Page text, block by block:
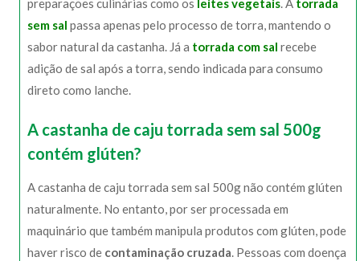
sem sal passa apenas pelo processo de torra, mantendo o
sabor natural da castanha. Já a torrada com sal recebe
adição de sal após a torra, sendo indicada para consumo
direto como lanche.
A castanha de caju torrada sem sal 500g
contém glúten?
A castanha de caju torrada sem sal 500g não contém glúten
naturalmente. No entanto, por ser processada em
maquinário que também manipula produtos com glúten, pode
haver risco de contaminação cruzada . Pessoas com doença